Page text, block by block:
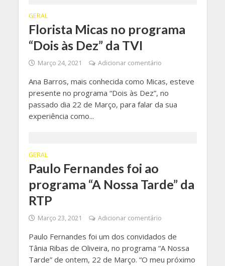
GERAL
Florista Micas no programa
“Dois às Dez” da TVI
Março 24, 2021 Adicionar comentário
Ana Barros, mais conhecida como Micas, esteve
presente no programa “Dois às Dez”, no
passado dia 22 de Março, para falar da sua
experiência como...
GERAL
Paulo Fernandes foi ao
programa “A Nossa Tarde” da
RTP
Março 23, 2021 Adicionar comentário
Paulo Fernandes foi um dos convidados de
Tânia Ribas de Oliveira, no programa “A Nossa
Tarde” de ontem, 22 de Março. “O meu próximo